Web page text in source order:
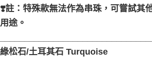
❣️註：特殊款無法作為串珠，可嘗試其
用途。
綠松石/土耳其石 Turquoise